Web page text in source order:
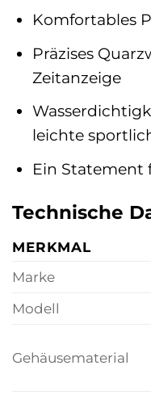
Komfortables
Präzises
Zeitanzeige
leichte
Ein
Technische
MERKMAL
Marke
Modell
Gehäusematerial